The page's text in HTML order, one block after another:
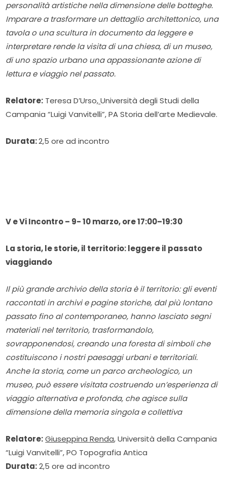
personalità artistiche nella dimensione delle botteghe.
Imparare a trasformare un dettaglio architettonico, una
tavola o una scultura in documento da leggere e
interpretare rende la visita di una chiesa, di un museo,
di uno spazio urbano una appassionante azione di
lettura e viaggio nel passato.
Relatore: Teresa D’Urso,Università degli Studi della
Campania “Luigi Vanvitelli”, PA Storia dell’arte Medievale.
Durata:2,5 ore ad incontro
V e ViIncontro– 9- 10 marzo, ore 17:00–19:30
La storia, le storie, il territorio: leggere il passato
viaggiando
Il più grande archivio della storia è il territorio: gli eventi
raccontati in archivi e pagine storiche, dal più lontano
passato fino al contemporaneo, hanno lasciato segni
materiali nel territorio, trasformandolo,
sovrapponendosi, creando una foresta di simboli che
costituiscono i nostri paesaggi urbani e territoriali.
Anche la storia, come un parco archeologico, un
museo, può essere visitata costruendo un’esperienza di
viaggio alternativa e profonda, che agisce sulla
dimensione della memoria singola e collettiva
Relatore: Giuseppina Renda, Università della Campania
“Luigi Vanvitelli”, PO Topografia Antica
Durata:2,5 ore ad incontro